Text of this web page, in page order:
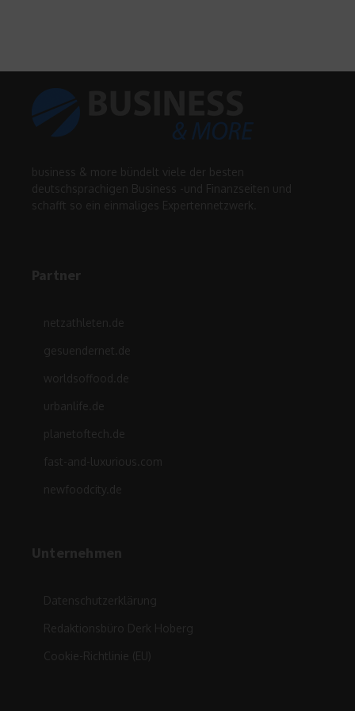
business & more bündelt viele der besten
deutschsprachigen Business -und Finanzseiten und
schafft so ein einmaliges Expertennetzwerk.
Partner
netzathleten.de
gesuendernet.de
worldsoffood.de
urbanlife.de
planetoftech.de
fast-and-luxurious.com
newfoodcity.de
Unternehmen
Datenschutzerklärung
Redaktionsbüro Derk Hoberg
Cookie-Richtlinie (EU)